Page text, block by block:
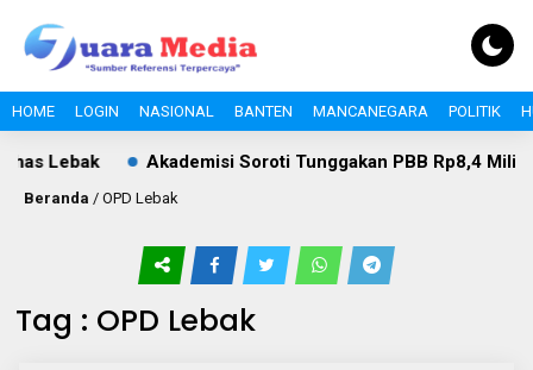
HOME LOGIN NASIONAL BANTEN MANCANEGARA POLITIK
Akademisi Soroti Tunggakan PBB Rp8,4 Miliar PT Wika
Beranda / OPD Lebak
Tag : OPD Lebak